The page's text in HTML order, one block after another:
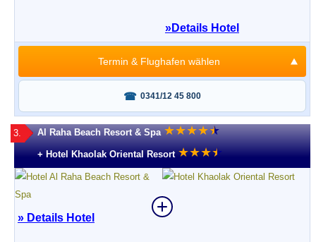
»Details Hotel
0341/12 45 800
Termin & Flughafen wählen
3. Al Raha Beach Resort & Spa ★★★★★
★
+ Hotel Khaolak Oriental Resort ★★★★
★
» Details Hotel